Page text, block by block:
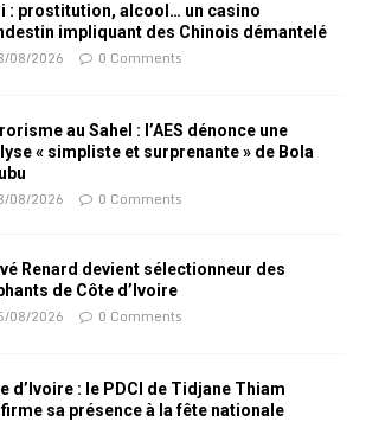
: prostitution, alcool… un casino
impliquant des Chinois démantelé
08/2026 0 Comments
au Sahel : l’AES dénonce une
« simpliste et surprenante » de Bola
08/2026 0 Comments
Renard devient sélectionneur des
de Côte d’Ivoire
08/2026 0 Comments
d’Ivoire : le PDCI de Tidjane Thiam
sa présence à la fête nationale